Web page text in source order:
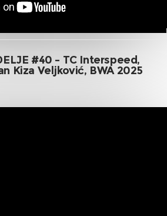
#40 – TC Interspeed,
Kiza Veljković, BWA 2025